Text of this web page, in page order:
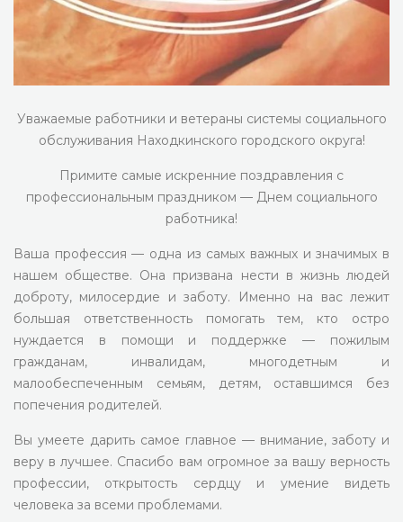
Уважаемые работники и ветераны системы социального
обслуживания Находкинского городского округа!
Примите самые искренние поздравления с
профессиональным праздником — Днем социального
работника!
Ваша профессия — одна из самых важных и значимых в
нашем обществе. Она призвана нести в жизнь людей
доброту, милосердие и заботу. Именно на вас лежит
большая ответственность помогать тем, кто остро
нуждается в помощи и поддержке — пожилым
гражданам, инвалидам, многодетным и
малообеспеченным семьям, детям, оставшимся без
попечения родителей.
Вы умеете дарить самое главное — внимание, заботу и
веру в лучшее. Спасибо вам огромное за вашу верность
профессии, открытость сердцу и умение видеть
человека за всеми проблемами.